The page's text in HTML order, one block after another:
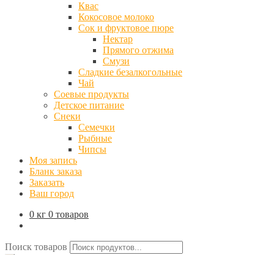
Квас
Кокосовое молоко
Сок и фруктовое пюре
Нектар
Прямого отжима
Смузи
Сладкие безалкогольные
Чай
Соевые продукты
Детское питание
Снеки
Семечки
Рыбные
Чипсы
Моя запись
Бланк заказа
Заказать
Ваш город
0 кг 0 товаров
Поиск товаров